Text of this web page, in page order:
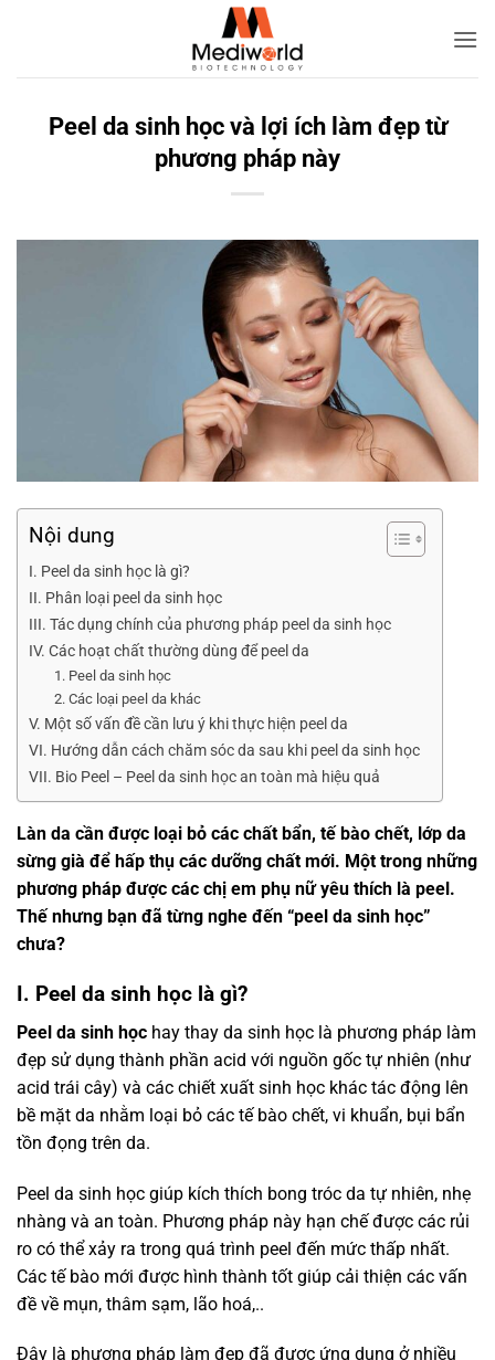
Peel da sinh học và lợi ích làm đẹp từ
phương pháp này
Nội dung
I. Peel da sinh học là gì?
II. Phân loại peel da sinh học
III. Tác dụng chính của phương pháp peel da sinh học
IV. Các hoạt chất thường dùng để peel da
1. Peel da sinh học
2. Các loại peel da khác
V. Một số vấn đề cần lưu ý khi thực hiện peel da
VI. Hướng dẫn cách chăm sóc da sau khi peel da sinh học
VII. Bio Peel – Peel da sinh học an toàn mà hiệu quả
Làn da cần được loại bỏ các chất bẩn, tế bào chết, lớp da
sừng già để hấp thụ các dưỡng chất mới. Một trong những
phương pháp được các chị em phụ nữ yêu thích là peel.
Thế nhưng bạn đã từng nghe đến “peel da sinh học”
chưa?
I. Peel da sinh học là gì?
Peel da sinh học hay thay da sinh học là phương pháp làm
đẹp sử dụng thành phần acid với nguồn gốc tự nhiên (như
acid trái cây) và các chiết xuất sinh học khác tác động lên
bề mặt da nhằm loại bỏ các tế bào chết, vi khuẩn, bụi bẩn
tồn đọng trên da.
Peel da sinh học giúp kích thích bong tróc da tự nhiên, nhẹ
nhàng và an toàn. Phương pháp này hạn chế được các rủi
ro có thể xảy ra trong quá trình peel đến mức thấp nhất.
Các tế bào mới được hình thành tốt giúp cải thiện các vấn
đề về mụn, thâm sạm, lão hoá,..
Đây là phương pháp làm đẹp đã được ứng dụng ở nhiều